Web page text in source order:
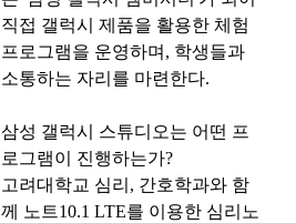
직접 갤럭시 제품을 활용한 체험
프로그램을 운영하며, 학생들과
소통하는 자리를 마련한다.
삼성 갤럭시 스튜디오는 어떤 프
로그램이 진행하는가?
고려대학교 심리, 간호학과와 함
께 노트10.1 LTE를 이용한 심리노